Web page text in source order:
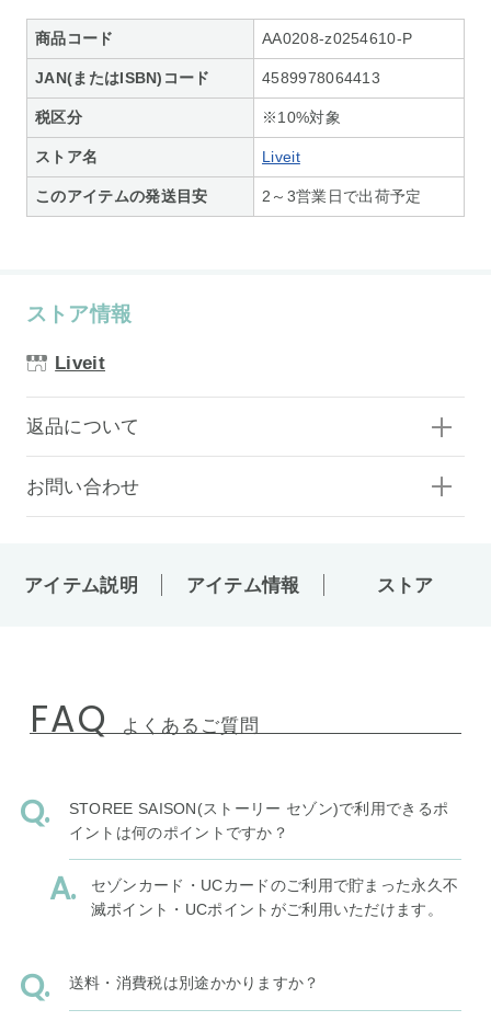
商品コード AA0208-z0254610-P
JAN(またはISBN)コード 4589978064413
税区分 ※10%対象
ストア名 Liveit
このアイテムの発送目安 2～3営業日で出荷予定
ストア情報
Liveit
返品について
お問い合わせ
アイテム説明 アイテム情報 ストア
FAQ よくあるご質問
STOREE SAISON(ストーリー セゾン)で利用できるポ
イントは何のポイントですか？
セゾンカード・UCカードのご利用で貯まった永久不
滅ポイント・UCポイントがご利用いただけます。
送料・消費税は別途かかりますか？